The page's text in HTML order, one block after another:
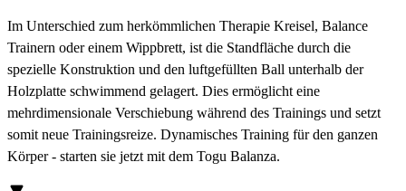
Im Unterschied zum herkömmlichen Therapie Kreisel, Balance
Trainern oder einem Wippbrett, ist die Standfläche durch die
spezielle Konstruktion und den luftgefüllten Ball unterhalb der
Holzplatte schwimmend gelagert. Dies ermöglicht eine
mehrdimensionale Verschiebung während des Trainings und setzt
somit neue Trainingsreize. Dynamisches Training für den ganzen
Körper - starten sie jetzt mit dem Togu Balanza.